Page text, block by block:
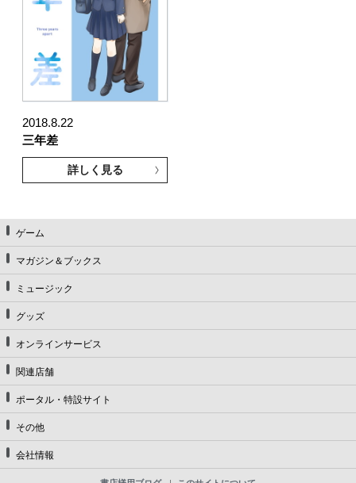
2018.8.22
三年差
詳しく見る
ゲーム
マガジン＆ブックス
ミュージック
グッズ
オンラインサービス
関連店舗
ポータル・特設サイト
その他
会社情報